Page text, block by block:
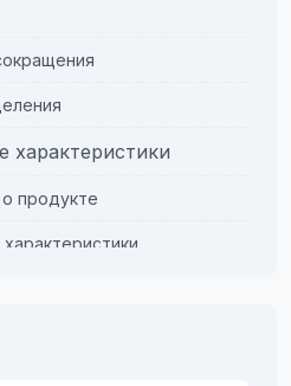
характеристики
продукте
администратора»